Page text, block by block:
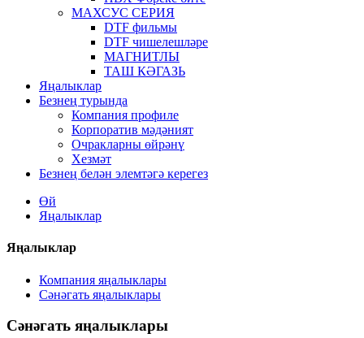
МАХСУС СЕРИЯ
DTF фильмы
DTF чишелешләре
МАГНИТЛЫ
ТАШ КӘГАЗЬ
Яңалыклар
Безнең турында
Компания профиле
Корпоратив мәдәният
Очракларны өйрәнү
Хезмәт
Безнең белән элемтәгә керегез
Өй
Яңалыклар
Яңалыклар
Компания яңалыклары
Сәнәгать яңалыклары
Сәнәгать яңалыклары